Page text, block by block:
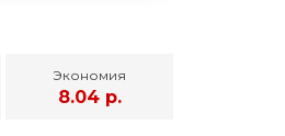
Экономия
8.04 р.